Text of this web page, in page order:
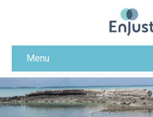
Menu